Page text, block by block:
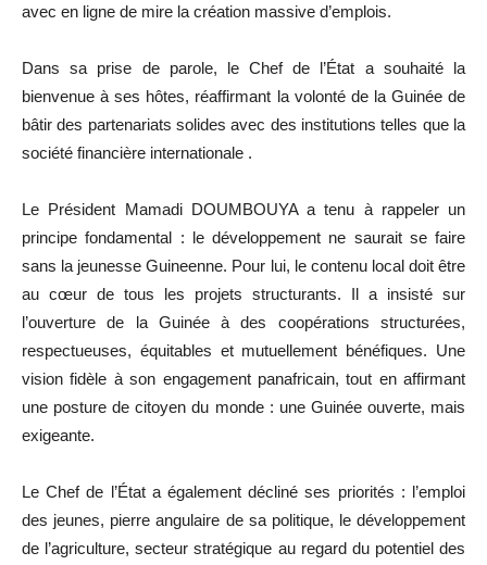
avec en ligne de mire la création massive d’emplois.
Dans sa prise de parole, le Chef de l’État a souhaité la
bienvenue à ses hôtes, réaffirmant la volonté de la Guinée de
bâtir des partenariats solides avec des institutions telles que la
société financière internationale .
Le Président Mamadi DOUMBOUYA a tenu à rappeler un
principe fondamental : le développement ne saurait se faire
sans la jeunesse Guineenne. Pour lui, le contenu local doit être
au cœur de tous les projets structurants. Il a insisté sur
l’ouverture de la Guinée à des coopérations structurées,
respectueuses, équitables et mutuellement bénéfiques. Une
vision fidèle à son engagement panafricain, tout en affirmant
une posture de citoyen du monde : une Guinée ouverte, mais
exigeante.
Le Chef de l’État a également décliné ses priorités : l’emploi
des jeunes, pierre angulaire de sa politique, le développement
de l’agriculture, secteur stratégique au regard du potentiel des